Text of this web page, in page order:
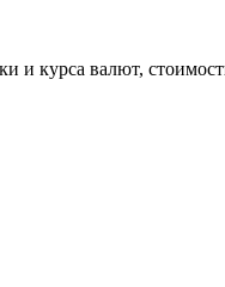
и курса валют,